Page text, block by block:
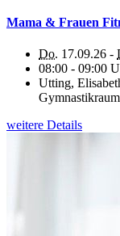
Mama & Frauen
Do. 17.09.26 -
08:00 - 09:00
Utting,
Gymnastikraum
weitere Details